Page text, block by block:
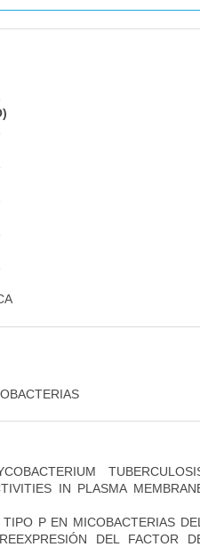
IN PLASMA
P EN MICOBACTERIAS DEL
DEL FACTOR